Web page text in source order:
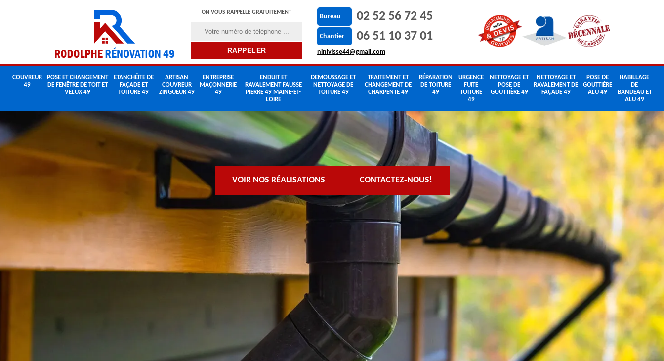
ON VOUS RAPPELLE GRATUITEMENT
Bureau 02 52 56 72 45
Chantier 06 51 10 37 01
ninivisse44@gmail.com
COUVREUR
49
POSE ET CHANGEMENT
DE FENÊTRE DE TOIT ET
VELUX 49
ETANCHÉITE DE
FAÇADE ET
TOITURE 49
ARTISAN
COUVREUR
ZINGUEUR 49
ENTREPRISE
MAÇONNERIE
49
ENDUIT ET
RAVALEMENT FAUSSE
PIERRE 49 MAINE-ET-
LOIRE
DEMOUSSAGE ET
NETTOYAGE DE
TOITURE 49
TRAITEMENT ET
CHANGEMENT DE
CHARPENTE 49
RÉPARATION
DE TOITURE
49
URGENCE
FUITE
TOITURE
49
NETTOYAGE ET
POSE DE
GOUTTIÈRE 49
NETTOYAGE ET
RAVALEMENT DE
FAÇADE 49
POSE DE
GOUTTIÈRE
ALU 49
HABILLAGE
DE
BANDEAU ET
ALU 49
VOIR NOS RÉALISATIONS CONTACTEZ-NOUS!